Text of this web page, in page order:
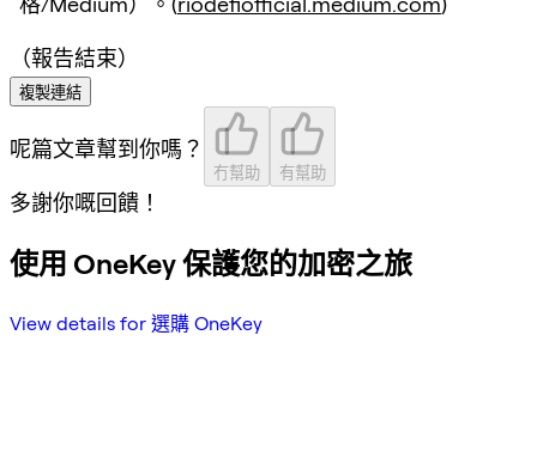
（報告結束）
複製連結
呢篇文章幫到你嗎？
冇幫助 有幫助
多謝你嘅回饋！
使用 OneKey 保護您的加密之旅
View details for 選購 OneKey